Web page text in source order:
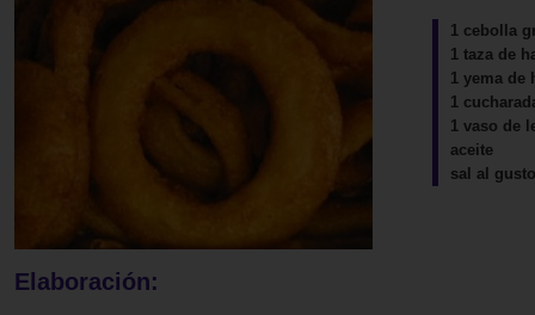
1 cebolla
1 taza de
1 yema de
1
1 vaso de
aceite
sal al gusto
Elaboración: